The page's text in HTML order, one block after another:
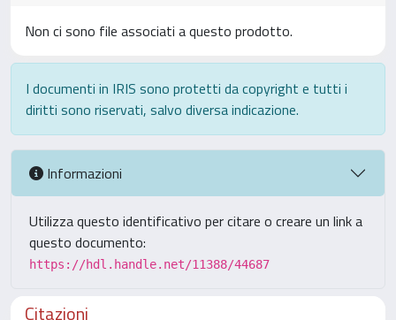
Non ci sono file associati a questo prodotto.
I documenti in IRIS sono protetti da copyright e tutti i
diritti sono riservati, salvo diversa indicazione.
Informazioni
Utilizza questo identificativo per citare o creare un link a
questo documento:
https://hdl.handle.net/11388/44687
Citazioni